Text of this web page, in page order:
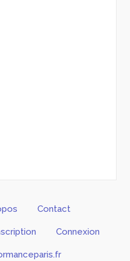
Contact
Connexion